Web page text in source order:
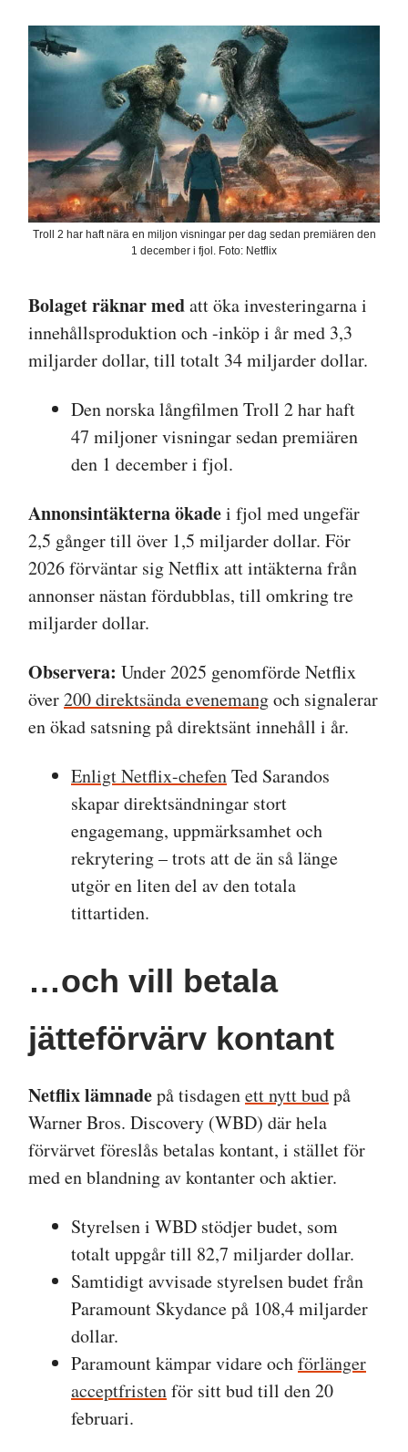
Troll 2 har haft nära en miljon visningar per dag sedan premiären den
1 december i fjol. Foto: Netflix
Bolaget räknar medatt öka investeringarna i
innehållsproduktion och -inköp i år med 3,3
miljarder dollar, till totalt 34 miljarder dollar.
Den norska långfilmen Troll 2 har haft
47 miljoner visningar sedan premiären
den 1 december i fjol.
Annonsintäkterna ökadei fjol med ungefär
2,5 gånger till över 1,5 miljarder dollar. För
2026 förväntar sig Netflix att intäkterna från
annonser nästan fördubblas, till omkring tre
miljarder dollar.
Observera: Under 2025 genomförde Netflix
över200 direktsända evenemangoch signalerar
en ökad satsning på direktsänt innehåll i år.
Enligt Netflix-chefenTed Sarandos
skapar direktsändningar stort
engagemang, uppmärksamhet och
rekrytering – trots att de än så länge
utgör en liten del av den totala
tittartiden.
…och vill betala
jätteförvärv kontant
Netflix lämnadepå tisdagenett nytt budpå
Warner Bros. Discovery (WBD) där hela
förvärvet föreslås betalas kontant, i stället för
med en blandning av kontanter och aktier.
Styrelsen i WBD stödjer budet, som
totalt uppgår till 82,7 miljarder dollar.
Samtidigt avvisade styrelsen budet från
Paramount Skydance på 108,4 miljarder
dollar.
Paramount kämpar vidare ochförlänger
acceptfristenför sitt bud till den 20
februari.